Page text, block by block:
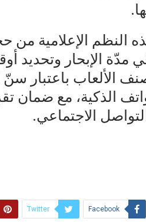
النظم الإعلامية من
مدّة الإبحار
الألعاب باعتبار
الذكية، مع ضمان
الاجتماعي.
Facebook
Twitter